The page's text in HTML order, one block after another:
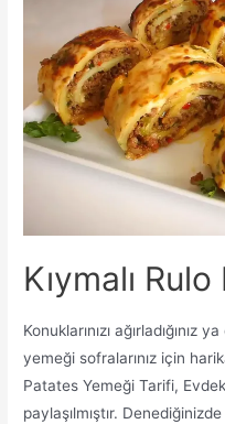
Kıymalı
Konuklarınızı
yemeği sofralarınız için
Patates Yemeği Tarifi,
paylaşılmıştır.